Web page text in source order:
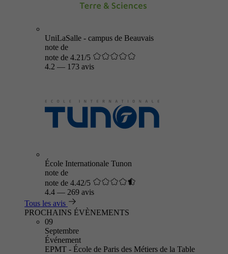
UniLaSalle - campus de Beauvais
note de
note de 4.21/5
4.2 — 173 avis
École Internationale Tunon
note de
note de 4.42/5
4.4 — 269 avis
Tous les avis
PROCHAINS ÉVÈNEMENTS
09
Septembre
Événement
EPMT - École de Paris des Métiers de la Table